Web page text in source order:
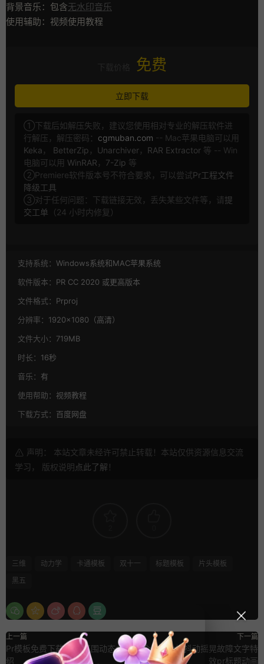
背景音乐：包含无水印音乐
使用辅助：视频使用教程
免费
立即下载
①下载后如解压失败，建议您使用相对专业的解压软件进
行解压，解压密码： cgmuban.com -- Mac苹果电脑可以用
Keka ， BetterZip ， Unarchiver， RAR Extractor 等 -- Win
电脑可以用 WinRAR ， 7-Zip 等
②Premiere软件版本号不符合要求，可以尝试Pr工程文件
降级工具
③对于任何问题：下载链接无效，丢失某些文件等，请提
交工单 （24 小时内修复）
支持系统： Windows系统和MAC苹果系统
软件版本： PR CC 2020 或更高版本
文件格式： Prproj
分辨率： 1920×1080（高清）
文件大小： 719MB
时长： 16秒
音乐： 有
使用帮助： 视频教程
下载方式： 百度网盘
声明： 本站文章未经许可禁止转载！本站仅供资源信息交流
学习， 版权说明点此了解 ！
三维 动力学 卡通模板 双十一 标题模板
片头模板
黑五
上一篇
Pr模板免费下载 街头氛围动态介
绍
下一篇
75个毛刺抽搐抖动摇晃故障文字特
效pr标题动画